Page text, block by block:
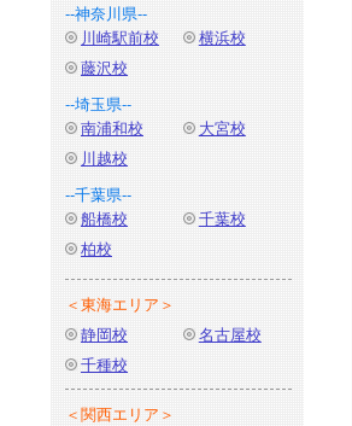
--神奈川県--
川崎駅前校
横浜校
藤沢校
--埼玉県--
南浦和校
大宮校
川越校
--千葉県--
船橋校
千葉校
柏校
＜東海エリア＞
静岡校
名古屋校
千種校
＜関西エリア＞